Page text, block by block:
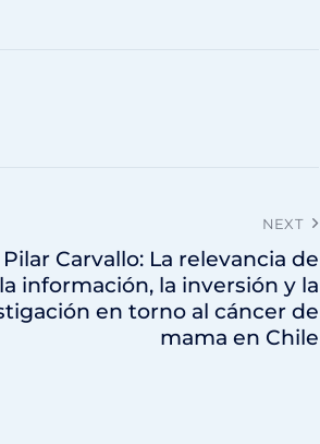
NEXT
Pilar Carvallo: La relevancia de
la información, la inversión y la
en torno al cáncer de
mama en Chile